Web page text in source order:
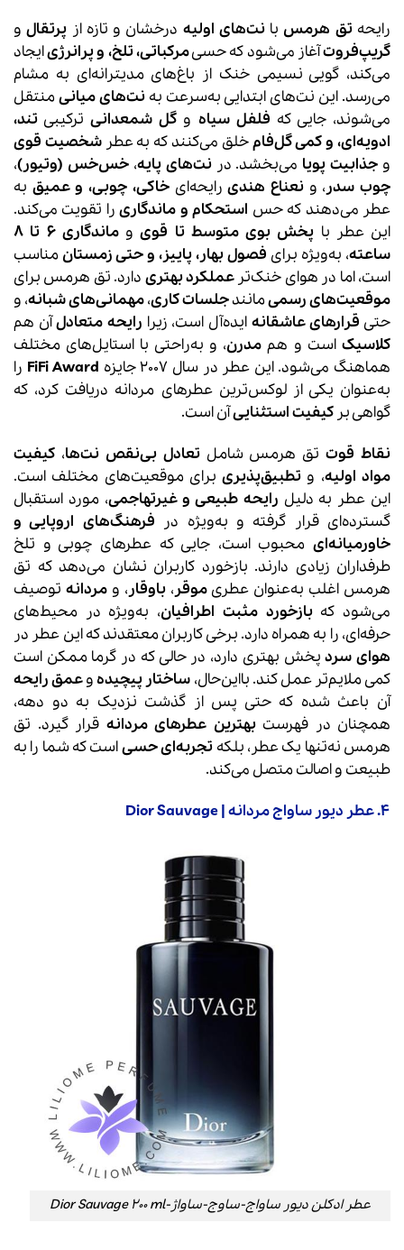
رایحهتق هرمس بانت‌های اولیه درخشان و تازه از پرتقالو
گریپ‌فروتآغاز می‌شود که حسیمرکباتی، تلخ، و پرانرژیایجاد
می‌کند، گویی نسیمی خنک از باغ‌های مدیترانه‌ای به مشام
می‌رسد. این نت‌های ابتدایی به‌سرعت به نت‌های میانی منتقل
می‌شوند، جایی که فلفل سیاه و گل شمعدانیترکیبی تند،
ادویه‌ای، و کمی گل‌فامخلق می‌کنند که به عطرشخصیت قوی
و جذابیت پویا می‌بخشد. درنت‌های پایه،خس‌خس (وتیور)،
چوب سدر، ونعناع هندیرایحه‌ایخاکی، چوبی، و عمیق به
عطر می‌دهند که حس استحکام و ماندگاریرا تقویت می‌کند.
این عطر با پخش بوی متوسط تا قویو
ماندگاری 6 تا 8
ساعته، به‌ویژه برای فصول بهار، پاییز، و حتی زمستان مناسب
است، اما در هوای خنک‌تر عملکرد بهتری دارد. تق هرمس برای
موقعیت‌های رسمیمانندجلسات کاری،مهمانی‌های شبانه، و
حتی قرارهای عاشقانه ایده‌آل است، زیرا رایحه متعادلآن هم
کلاسیکاست و هم مدرن، و به‌راحتی با استایل‌های مختلف
هماهنگ می‌شود. این عطر در سال 2007 جایزه
FiFi Award را
به‌عنوان یکی از لوکس‌ترین عطرهای مردانه دریافت کرد، که
گواهی بر کیفیت استثناییآن است.
نقاط قوتتق هرمس شاملتعادل بی‌نقص نت‌ها، کیفیت
مواد اولیه، و تطبیق‌پذیریبرای موقعیت‌های مختلف است.
این عطر به دلیل رایحه طبیعی و غیرتهاجمی، مورد استقبال
گسترده‌ای قرار گرفته و به‌ویژه در فرهنگ‌های اروپایی و
خاورمیانه‌ای محبوب است، جایی که عطرهای چوبی و تلخ
طرفداران زیادی دارند. بازخورد کاربران نشان می‌دهد که تق
هرمس اغلب به‌عنوان عطریموقر،باوقار، ومردانه توصیف
می‌شود کهبازخورد مثبت اطرافیان، به‌ویژه در محیط‌های
حرفه‌ای، را به همراه دارد. برخی کاربران معتقدند که این عطر در
هوای سردپخش بهتری دارد، در حالی که در گرما ممکن است
کمی ملایم‌تر عمل کند. بااین‌حال، ساختار پیچیدهوعمق رایحه
آن باعث شده که حتی پس از گذشت نزدیک به دو دهه،
همچنان در فهرستبهترین عطرهای مردانه قرار گیرد. تق
هرمس نه‌تنها یک عطر، بلکه تجربه‌ای حسیاست که شما را به
طبیعت و اصالت متصل می‌کند.
4. عطر دیور ساواج مردانه | Dior Sauvage
عطر ادکلن دیور ساواج-ساوج-ساواژ-Dior Sauvage 200 ml